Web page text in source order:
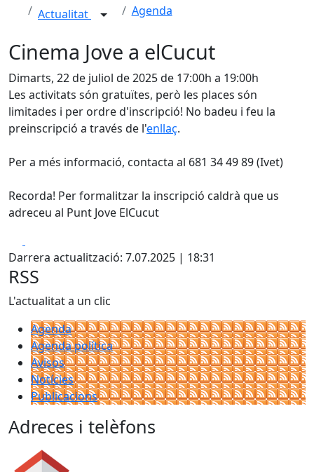
Actualitat Agenda
Cinema Jove a elCucut
Dimarts, 22 de juliol de 2025 de 17:00h a 19:00h
Les activitats són gratuïtes, però les places són
limitades i per ordre d'inscripció! No badeu i feu la
preinscripció a través de l'enllaç.
Per a més informació, contacta al 681 34 49 89 (Ivet)
Recorda! Per formalitzar la inscripció caldrà que us
adreceu al Punt Jove ElCucut
Darrera actualització: 7.07.2025 | 18:31
RSS
L'actualitat a un clic
Agenda
Agenda política
Avisos
Notícies
Publicacions
Adreces i telèfons